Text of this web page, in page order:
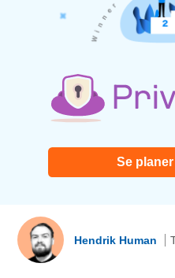
Se
Hendrik Human